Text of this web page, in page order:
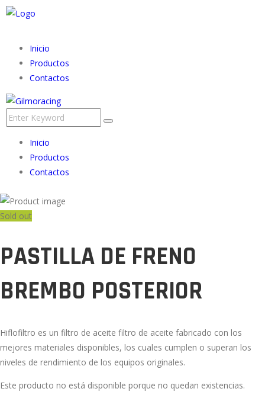
Inicio
Productos
Contactos
Inicio
Productos
Contactos
Sold out
PASTILLA DE FRENO
BREMBO POSTERIOR
Hiflofiltro es un filtro de aceite filtro de aceite fabricado con los
mejores materiales disponibles, los cuales cumplen o superan los
niveles de rendimiento de los equipos originales.
Este producto no está disponible porque no quedan existencias.